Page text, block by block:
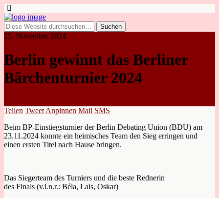
25. November 2024
Berlin gewinnt das Berliner
Bärchenturnier 2024
Teilen Tweet Anpinnen Mail SMS
Beim BP-Einstiegsturnier der Berlin Debating Union (BDU) am
23.11.2024 konnte ein heimisches Team den Sieg erringen und
einen ersten Titel nach Hause bringen.
Das Siegerteam des Turniers und die beste Rednerin
des Finals (v.l.n.r.: Béla, Lais, Oskar)